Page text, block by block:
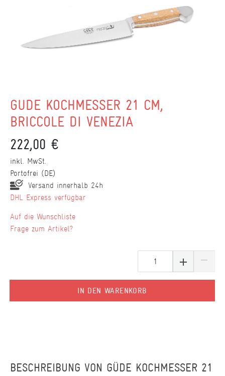
GÜDE KOCHMESSER 21 CM,
BRICCOLE DI VENEZIA
222,00 €
inkl. MwSt.
Portofrei (DE)
Versand innerhalb 24h
DHL Express verfügbar
IN DEN WARENKORB
Wunschliste
Frage zum Artikel?
BESCHREIBUNG VON GÜDE KOCHMESSER 21